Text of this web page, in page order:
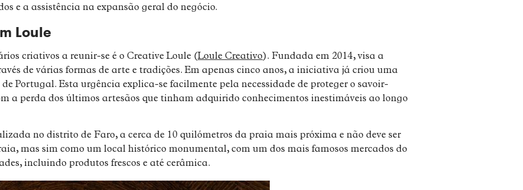
e a assistência na expansão geral do negócio.
Loule
criativos a reunir-se é o Creative Loule (Loule Creativo). Fundada em 2014, visa a
de várias formas de arte e tradições. Em apenas cinco anos, a iniciativa já criou uma
Portugal. Esta urgência explica-se facilmente pela necessidade de proteger o savoir-
a perda dos últimos artesãos que tinham adquirido conhecimentos inestimáveis ao longo
no distrito de Faro, a cerca de 10 quilómetros da praia mais próxima e não deve ser
mas sim como um local histórico monumental, com um dos mais famosos mercados do
incluindo produtos frescos e até cerâmica.